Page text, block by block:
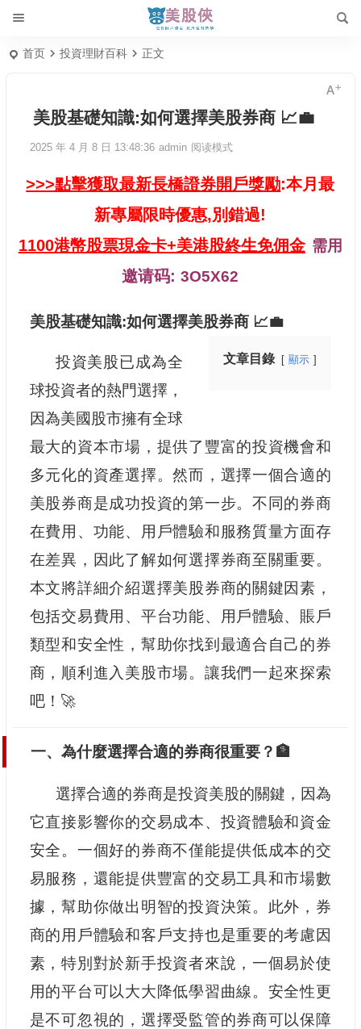
首页 投資理財百科 正文
美股基礎知識:如何選擇美股券商 📈💼
2025 年 4 月 8 日 13:48:36 admin 阅读模式
>>>點擊獲取最新長橋證券開戶獎勵:本月最
新專屬限時優惠,別錯過!
1100港幣股票現金卡+美港股終生免佣金 需用
邀请码:3O5X62
美股基礎知識:如何選擇美股券商 📈💼
文章目錄 顯示
投資美股已成為全
球投資者的熱門選擇，
因為美國股市擁有全球
最大的資本市場，提供了豐富的投資機會和
多元化的資產選擇。然而，選擇一個合適的
美股券商是成功投資的第一步。不同的券商
在費用、功能、用戶體驗和服務質量方面存
在差異，因此了解如何選擇券商至關重要。
本文將詳細介紹選擇美股券商的關鍵因素，
包括交易費用、平台功能、用戶體驗、賬戶
類型和安全性，幫助你找到最適合自己的券
商，順利進入美股市場。讓我們一起來探索
吧！🚀
一、為什麼選擇合適的券商很重要？🏦
選擇合適的券商是投資美股的關鍵，因為
它直接影響你的交易成本、投資體驗和資金
安全。一個好的券商不僅能提供低成本的交
易服務，還能提供豐富的交易工具和市場數
據，幫助你做出明智的投資決策。此外，券
商的用戶體驗和客戶支持也是重要的考慮因
素，特別對於新手投資者來說，一個易於使
用的平台可以大大降低學習曲線。安全性更
是不可忽視的，選擇受監管的券商可以保障